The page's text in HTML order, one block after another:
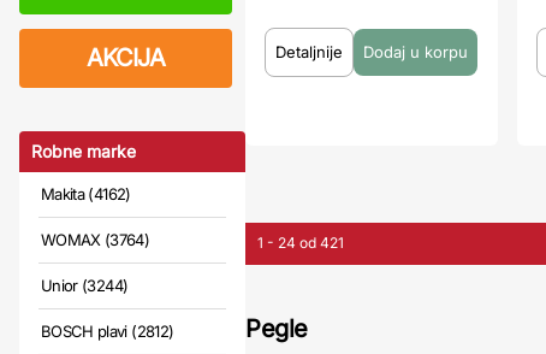
AKCIJA
Robne marke
Makita (4162)
WOMAX (3764)
Unior (3244)
BOSCH plavi (2812)
Detaljnije
1 - 24 od 421
Pegle